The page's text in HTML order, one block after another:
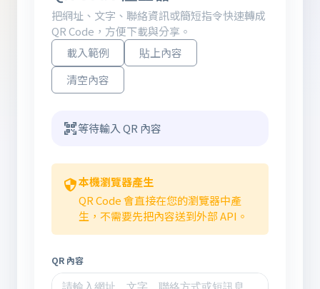
把網址、文字、聯絡資訊或簡短指令快速轉成
QR Code，方便下載與分享。
載入範例
貼上內容
清空內容
等待輸入 QR 內容
本機瀏覽器產生
QR Code 會直接在您的瀏覽器中產
生，不需要先把內容送到外部 API。
QR 內容